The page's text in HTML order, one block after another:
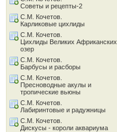
Советы и рецепты-2
С.М. Кочетов.
Карликовые цихлиды
С.М. Кочетов.
Цихлиды Великих Африканских
озер
С.М. Кочетов.
Барбусы и расборы
С.М. Кочетов.
Пресноводные акулы и
тропические вьюны
С.М. Кочетов.
Лабиринтовые и радужницы
С.М. Кочетов.
Дискусы - короли аквариума